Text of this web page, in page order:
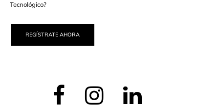
Tecnológico?
REGÍSTRATE AHORA